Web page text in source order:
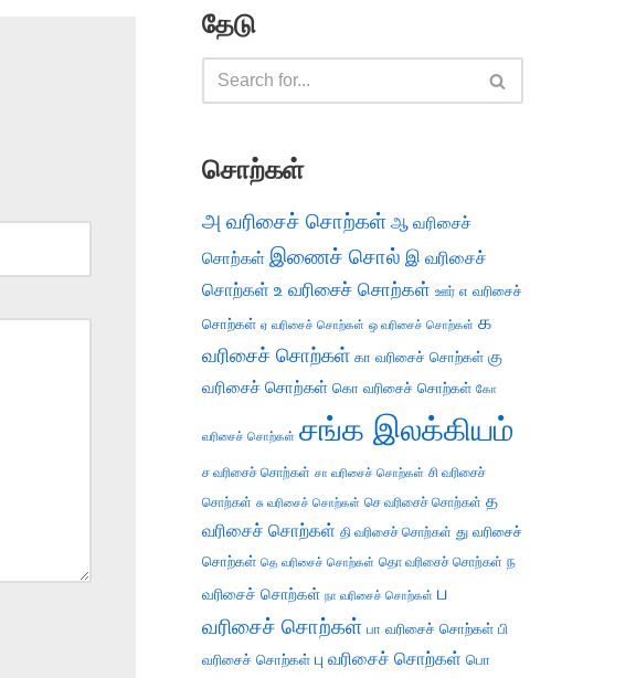
தேடு
சொற்கள்
அ வரிசைச் சொற்கள் ஆ வரிசைச்
சொற்கள் இணைச் சொல் இ வரிசைச்
சொற்கள் உ வரிசைச் சொற்கள் ஊர் எ வரிசைச்
சொற்கள் ஏ வரிசைச் சொற்கள் ஒ வரிசைச் சொற்கள் க
வரிசைச் சொற்கள் கா வரிசைச் சொற்கள் கு
வரிசைச் சொற்கள் கொ வரிசைச் சொற்கள் கோ
வரிசைச் சொற்கள் சங்க இலக்கியம்
ச வரிசைச் சொற்கள் சா வரிசைச் சொற்கள் சி வரிசைச்
சொற்கள் சு வரிசைச் சொற்கள் செ வரிசைச் சொற்கள் த
வரிசைச் சொற்கள் தி வரிசைச் சொற்கள் து வரிசைச்
சொற்கள் தெ வரிசைச் சொற்கள் தொ வரிசைச் சொற்கள் ந
வரிசைச் சொற்கள் நா வரிசைச் சொற்கள் ப
வரிசைச் சொற்கள் பா வரிசைச் சொற்கள் பி
வரிசைச் சொற்கள் பு வரிசைச் சொற்கள் பொ